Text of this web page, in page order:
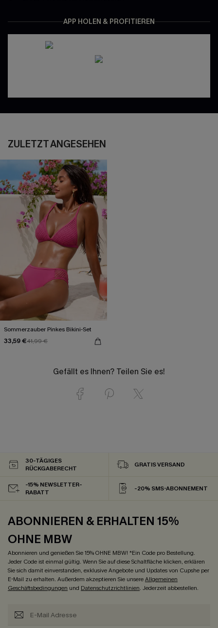
APP HOLEN & PROFITIEREN
ZULETZT ANGESEHEN
Sommerzauber Pinkes Bikini-Set
33,59 €41,99 €
Gefällt es Ihnen? Teilen Sie es!
30-TÄGIGES
RÜCKGABERECHT
GRATIS VERSAND
-15% NEWSLETTER-
RABATT
-20% SMS-ABONNEMENT
ABONNIEREN & ERHALTEN 15%
OHNE MBW
Abonnieren und genießen Sie 15% OHNE MBW! *Ein Code pro Bestellung.
Jeder Code ist einmal gültig. Wenn Sie auf diese Schaltfläche klicken, erklären
Sie sich damit einverstanden, exklusive Angebote und Updates von Cupshe per
E-Mail zu erhalten. Außerdem akzeptieren Sie unsereAllgemeinen
Geschäftsbedingungen und Datenschutzrichtlinien. Jederzeit abbestellen.